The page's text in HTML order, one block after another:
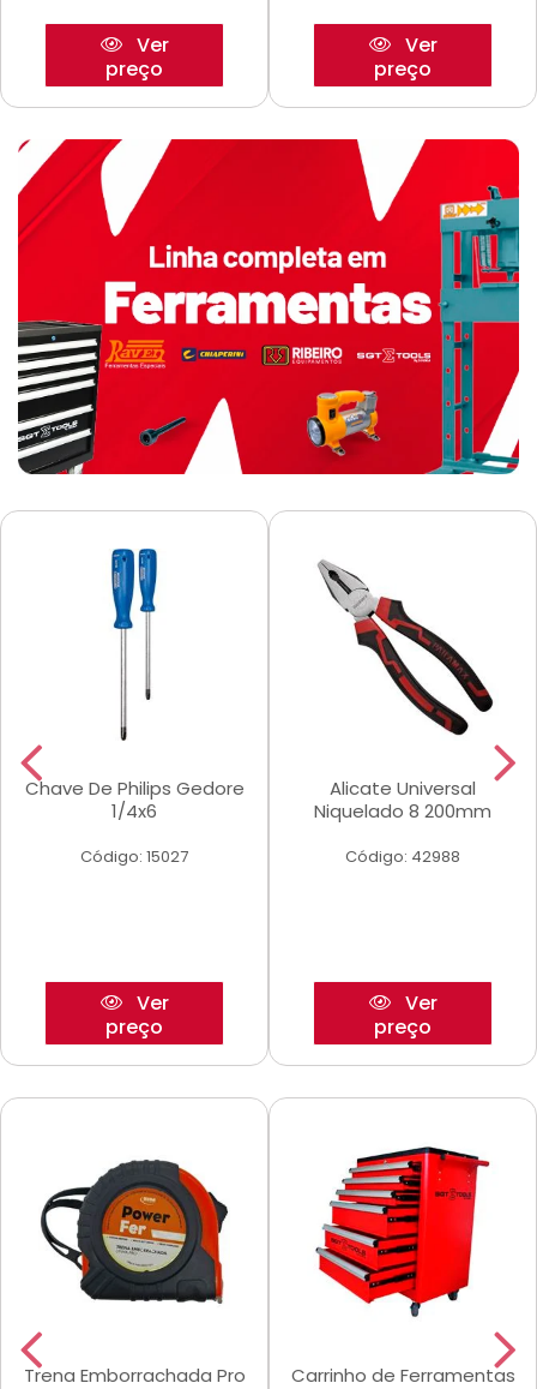
Ver
preço
Ver
preço
Chave De Philips Gedore
1/4x6
Código: 15027
Ver
preço
Alicate Universal
Niquelado 8 200mm
Código: 42988
Ver
preço
Trena Emborrachada Pro
Carrinho de Ferramentas